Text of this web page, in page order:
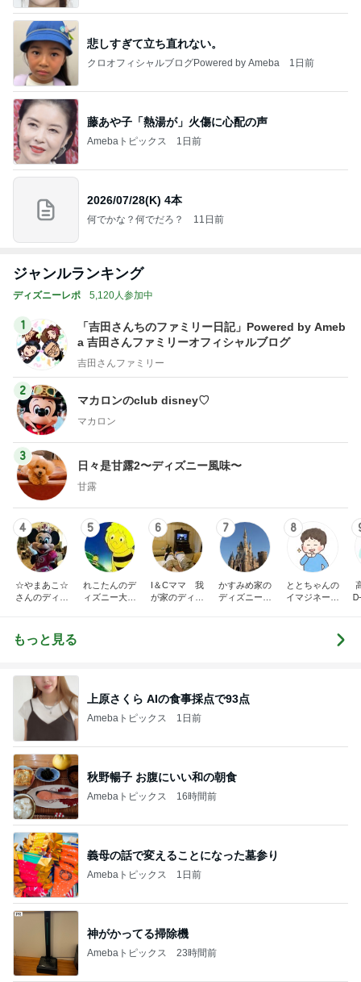
悲しすぎて立ち直れない。
クロオフィシャルブログPowered by Ameba 1日前
藤あや子「熱湯が」火傷に心配の声
Amebaトピックス 1日前
2026/07/28(K) 4本
何でかな？何でだろ？ 11日前
ジャンルランキング
ディズニーレポ 5,120人参加中
1
「吉田さんちのファミリー日記」Powered by Ameb
a 吉田さんファミリーオフィシャルブログ
吉田さんファミリー
2
マカロンのclub disney♡
マカロン
3
日々是甘露2〜ディズニー風味〜
甘露
4
☆やまあこ☆
さんのディズ
5
れこたんのデ
ィズニー大好
6
I＆Cママ 我
が家のディズ
7
かすみめ家の
ディズニー大
8
ととちゃんの
イマジネーシ
もっと見る
上原さくら AIの食事採点で93点
Amebaトピックス 1日前
秋野暢子 お腹にいい和の朝食
Amebaトピックス 16時間前
義母の話で変えることになった墓参り
Amebaトピックス 1日前
神がかってる掃除機
Amebaトピックス 23時間前